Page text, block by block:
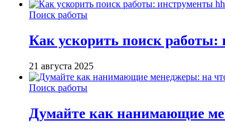
Поиск работы
Как ускорить поиск
21 августа 2025
Поиск работы
Думайте как нанимающие